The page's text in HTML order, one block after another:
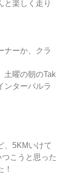
と楽しく走り
ナーか、クラ
土曜の朝のTak
ンターバルラ
、5KMいけて
こうと思った